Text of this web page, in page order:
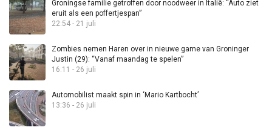
Groningse familie getroffen door noodweer in Italië: “Auto ziet
eruit als een poffertjespan”
22:54 - 21 juli
Zombies nemen Haren over in nieuwe game van Groninger
Justin (29): “Vanaf maandag te spelen”
16:11 - 26 juli
Automobilist maakt spin in ‘Mario Kartbocht’
13:36 - 26 juli